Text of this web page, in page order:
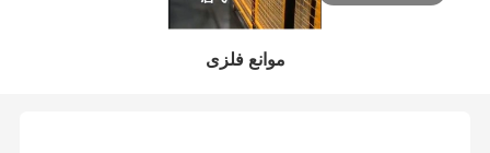
موانع فلزی